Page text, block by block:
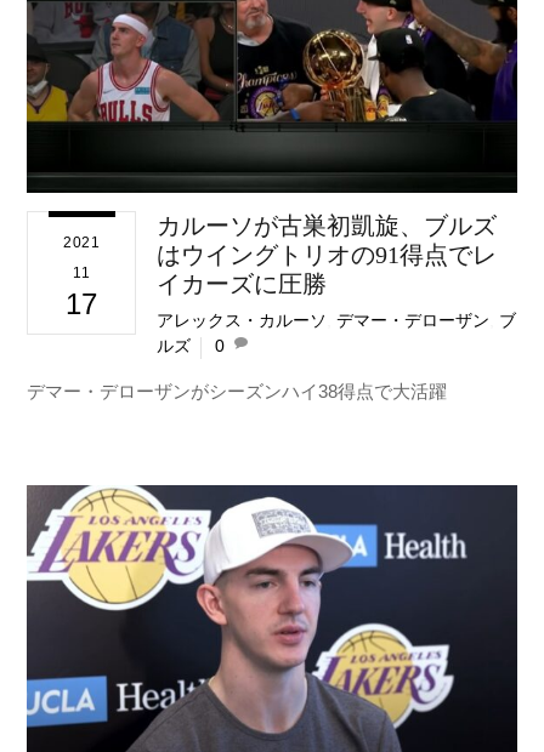
2021
11
17
カルーソが古巣初凱旋、ブルズ
はウイングトリオの91得点でレ
イカーズに圧勝
アレックス・カルーソ ,デマー・デローザン
ブ
ルズ
0
デマー・デローザンがシーズンハイ38得点で大活躍